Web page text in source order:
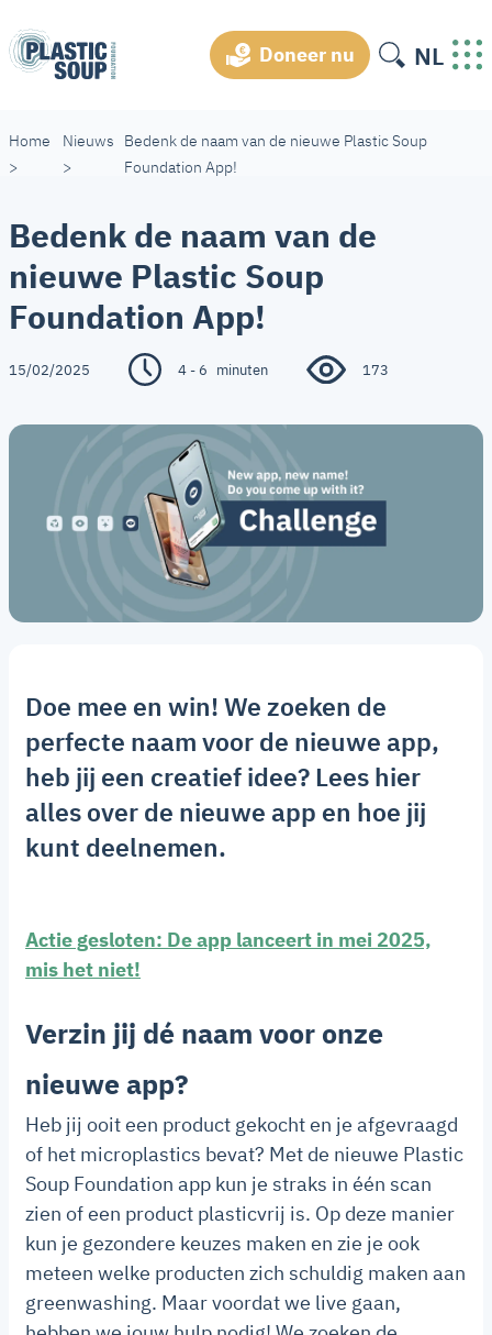
Doneer nu NL
Home
>
Nieuws
>
Bedenk de naam van de nieuwe Plastic Soup
Foundation App!
Bedenk de naam van de
nieuwe Plastic Soup
Foundation App!
15/02/2025 4 - 6 minuten 173
Doe mee en win! We zoeken de
perfecte naam voor de nieuwe app,
heb jij een creatief idee? Lees hier
alles over de nieuwe app en hoe jij
kunt deelnemen.
Actie gesloten: De app lanceert in mei 2025,
mis het niet!
Verzin jij dé naam voor onze
nieuwe app?
Heb jij ooit een product gekocht en je afgevraagd
of het microplastics bevat? Met de nieuwe Plastic
Soup Foundation app kun je straks in één scan
zien of een product plasticvrij is. Op deze manier
kun je gezondere keuzes maken en zie je ook
meteen welke producten zich schuldig maken aan
greenwashing. Maar voordat we live gaan,